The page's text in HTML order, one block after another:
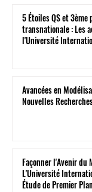
5 Étoiles QS et 3ème
transnationale : Les
l'Université
Avancées en
Nouvelles
Façonner l'Avenir du
L'Université
Étude de Premier